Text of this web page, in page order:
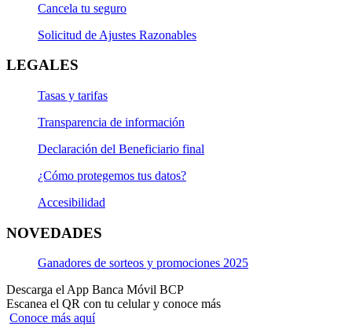
Cancela tu seguro
Solicitud de Ajustes Razonables
LEGALES
Tasas y tarifas
Transparencia de información
Declaración del Beneficiario final
¿Cómo protegemos tus datos?
Accesibilidad
NOVEDADES
Ganadores de sorteos y promociones 2025
Descarga el App Banca Móvil BCP
Escanea el QR con tu celular y conoce más
Conoce más aquí